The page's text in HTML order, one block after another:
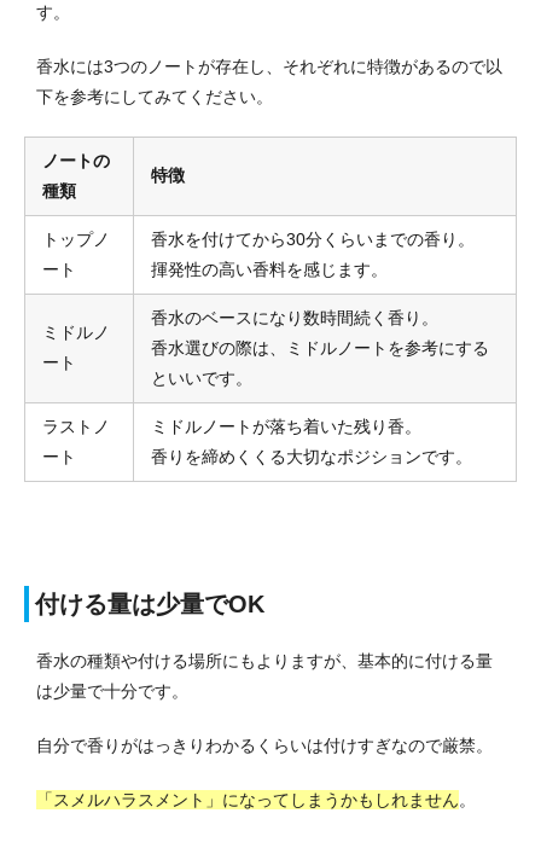
す。
香水には3つのノートが存在し、それぞれに特徴があるので以
下を参考にしてみてください。
ノートの
種類
特徴
トップノ
ート
香水を付けてから30分くらいまでの香り。
揮発性の高い香料を感じます。
ミドルノ
ート
香水のベースになり数時間続く香り。
香水選びの際は、ミドルノートを参考にする
といいです。
ラストノ
ート
ミドルノートが落ち着いた残り香。
香りを締めくくる大切なポジションです。
付ける量は少量でOK
香水の種類や付ける場所にもよりますが、基本的に付ける量
は少量で十分です。
自分で香りがはっきりわかるくらいは付けすぎなので厳禁。
「スメルハラスメント」になってしまうかもしれません。